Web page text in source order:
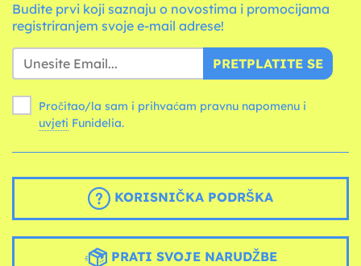
Budite prvi koji saznaju o novostima i promocijama
registriranjem svoje e-mail adrese!
PRETPLATITE SE
Pročitao/la sam i prihvaćam pravnu napomenu i
uvjeti Funidelia.
KORISNIČKA PODRŠKA
PRATI SVOJE NARUDŽBE